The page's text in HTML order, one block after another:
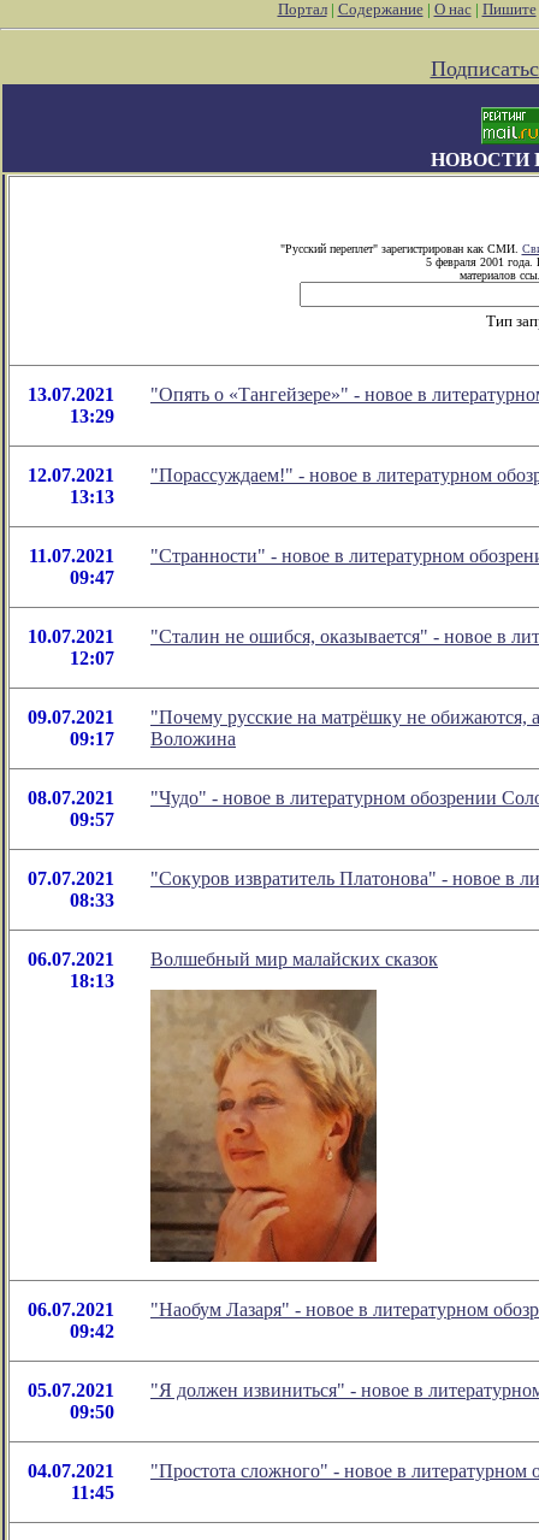
Портал| Содержание| О нас| Пишите
НОВОСТИ
"Русский переплет" зарегистрирован как СМИ.
5 февраля 2001 года.
материалов
Тип
13.07.2021
13:29
"Опять о «Тангейзере»" - новое в
12.07.2021
13:13
"Порассуждаем!" - новое в литературном
11.07.2021
09:47
"Странности" - новое в литературном
10.07.2021
12:07
"Сталин не ошибся, оказывается" - новое в
09.07.2021
09:17
"Почему русские на матрёшку не
Воложина
08.07.2021
09:57
"Чудо" - новое в литературном обозрении
07.07.2021
08:33
"Сокуров извратитель Платонова" - новое в
06.07.2021
18:13
Волшебный мир малайских сказок
06.07.2021
09:42
"Наобум Лазаря" - новое в литературном
05.07.2021
09:50
"Я должен извиниться" - новое в
04.07.2021
11:45
"Простота сложного" - новое в